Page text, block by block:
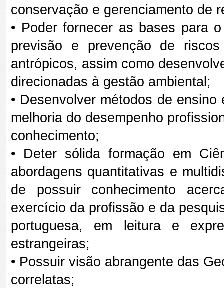
conservação e gerenciamento de
• Poder fornecer as bases para
previsão e prevenção de
antrópicos, assim como
direcionadas à gestão ambiental;
• Desenvolver métodos de
melhoria do desempenho
conhecimento;
• Deter sólida formação em
abordagens quantitativas e
de possuir conhecimento
exercício da profissão e da
portuguesa, em leitura e
estrangeiras;
• Possuir visão abrangente das
correlatas;